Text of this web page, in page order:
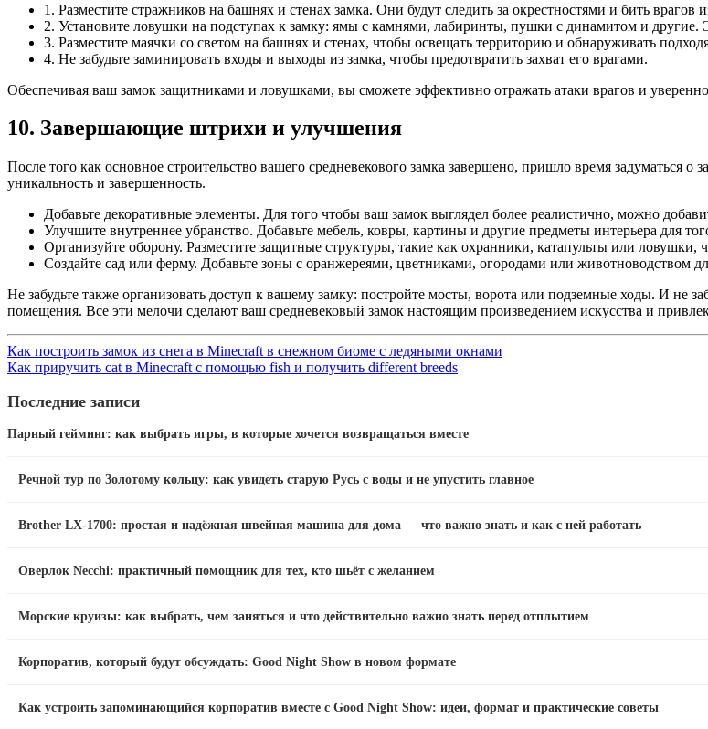
1. Разместите стражников на башнях и стенах замка. Они будут следить за окрестностями и бить
2. Установите ловушки на подступах к замку: ямы с камнями, лабиринты, пушки с динамитом и
3. Разместите маячки со светом на башнях и стенах, чтобы освещать территорию и обнаруживать
4. Не забудьте заминировать входы и выходы из замка, чтобы предотвратить захват его врагами.
Обеспечивая ваш замок защитниками и ловушками, вы сможете эффективно отражать атаки врагов и
10. Завершающие штрихи и улучшения
После того как основное строительство вашего средневекового замка завершено, пришло время
уникальность и завершенность.
Добавьте декоративные элементы. Для того чтобы ваш замок выглядел более реалистично, можно
Улучшите внутреннее убранство. Добавьте мебель, ковры, картины и другие предметы интерьера для
Организуйте оборону. Разместите защитные структуры, такие как охранники, катапульты или
Создайте сад или ферму. Добавьте зоны с оранжереями, цветниками, огородами или животноводством
Не забудьте также организовать доступ к вашему замку: постройте мосты, ворота или подземные ходы. И не
помещения. Все эти мелочи сделают ваш средневековый замок настоящим произведением искусства и
Как построить замок из снега в Minecraft в снежном биоме с ледяными окнами
Как приручить cat в Minecraft с помощью fish и получить different breeds
Последние записи
Парный гейминг: как выбрать игры, в которые хочется возвращаться вместе
Речной тур по Золотому кольцу: как увидеть старую Русь с воды и не упустить главное
Brother LX-1700: простая и надёжная швейная машина для дома — что важно знать и как с ней работать
Оверлок Necchi: практичный помощник для тех, кто шьёт с желанием
Морские круизы: как выбрать, чем заняться и что действительно важно знать перед отплытием
Корпоратив, который будут обсуждать: Good Night Show в новом формате
Как устроить запоминающийся корпоратив вместе с Good Night Show: идеи, формат и практические советы